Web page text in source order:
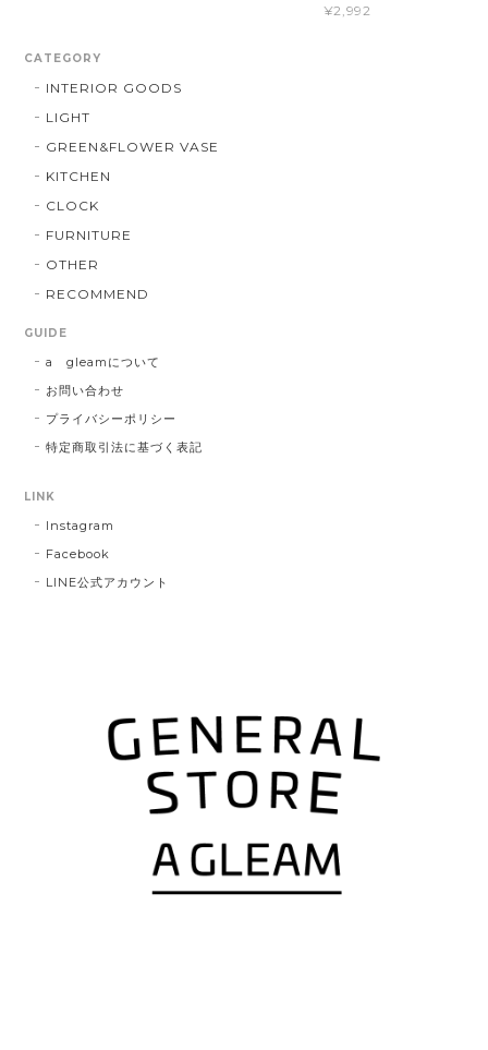
¥2,992
CATEGORY
INTERIOR GOODS
LIGHT
GREEN&FLOWER VASE
KITCHEN
CLOCK
FURNITURE
OTHER
RECOMMEND
GUIDE
a gleamについて
お問い合わせ
プライバシーポリシー
特定商取引法に基づく表記
LINK
Instagram
Facebook
LINE公式アカウント